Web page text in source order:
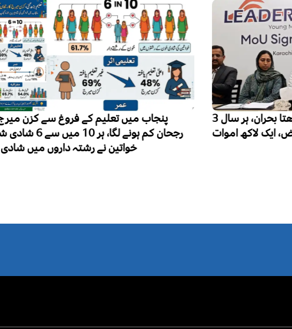
پاکستان میں فالج تیزی سے بڑھتا بحران، ہر سال 3
پنجاب میں تعلیم کے فروغ سے کزن میرج کا
رجحان کم ہونے لگا، ہر 10 میں سے 6 شادی شدہ
خواتین نے رشتہ داروں میں شادی کی